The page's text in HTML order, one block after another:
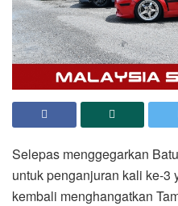
Selepas menggegarkan
untuk penganjuran kali ke-3
kembali menghangatkan